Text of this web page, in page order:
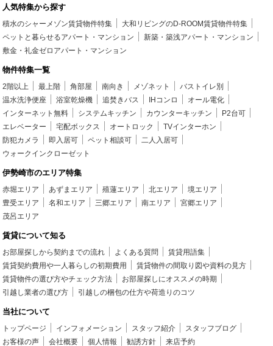
人気特集から探す
積水のシャーメゾン賃貸物件特集
大和リビングのD-ROOM賃貸物件特集
ペットと暮らせるアパート・マンション
新築・築浅アパート・マンション
敷金・礼金ゼロアパート・マンション
物件特集一覧
2階以上 最上階 角部屋 南向き メゾネット
バストイレ別
温水洗浄便座
浴室乾燥機 追焚きバス IHコンロ
オール電化
インターネット無料
システムキッチン カウンターキッチン
P2台可
エレベーター
宅配ボックス オートロック
TVインターホン
防犯カメラ
即入居可 ペット相談可
二人入居可
ウォークインクローゼット
伊勢崎市のエリア特集
赤堀エリア あずまエリア 殖蓮エリア 北エリア
境エリア
豊受エリア
名和エリア 三郷エリア 南エリア
宮郷エリア
茂呂エリア
賃貸について知る
お部屋探しから契約までの流れ よくある質問
賃貸用語集
賃貸契約費用や一人暮らしの初期費用
賃貸物件の間取り図や資料の見方
賃貸物件の選び方やチェック方法
お部屋探しにオススメの時期
引越し業者の選び方
引越しの梱包の仕方や荷造りのコツ
当社について
トップページ インフォメーション スタッフ紹介
スタッフブログ
お客様の声
会社概要 個人情報 勧誘方針 来店予約